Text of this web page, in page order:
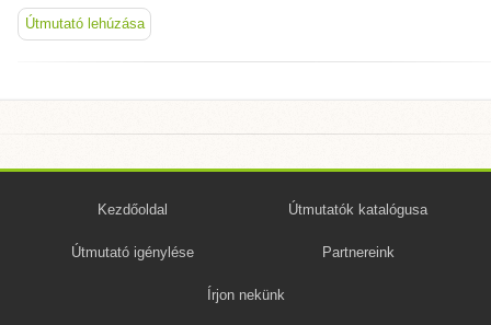
Útmutató lehúzása
Kezdőoldal Útmutatók katalógusa
Útmutató igénylése Partnereink
Írjon nekünk